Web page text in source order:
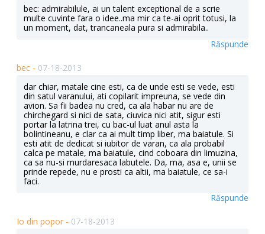
bec: admirabilule, ai un talent exceptional de a scrie
multe cuvinte fara o idee..ma mir ca te-ai oprit totusi, la
un moment, dat, trancaneala pura si admirabila..
Răspunde
bec - 07-18-2013
dar chiar, matale cine esti, ca de unde esti se vede, esti
din satul varanului, ati copilarit impreuna, se vede din
avion. Sa fii badea nu cred, ca ala habar nu are de
chirchegard si nici de sata, ciuvica nici atit, sigur esti
portar la latrina trei, cu bac-ul luat anul asta la
bolintineanu, e clar ca ai mult timp liber, ma baiatule. Si
esti atit de dedicat si iubitor de varan, ca ala probabil
calca pe matale, ma baiatule, cind coboara din limuzina,
ca sa nu-si murdaresaca labutele. Da, ma, asa e, unii se
prinde repede, nu e prosti ca altii, ma baiatule, ce sa-i
faci.
Răspunde
Io din popor - 07-18-2013